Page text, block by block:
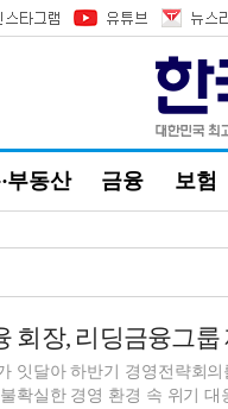
부동산 금융 보험
잇달아 하반기 경영전략회
확실한 경영 환경 속 위기